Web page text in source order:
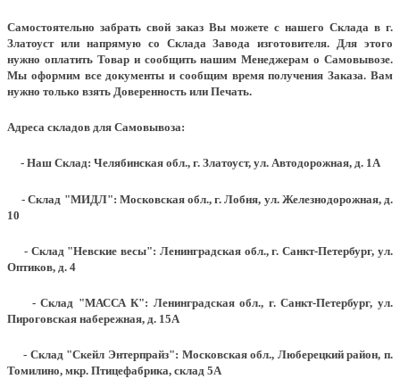
Самостоятельно забрать свой заказ Вы можете с нашего Склада в г.
Златоуст или напрямую со Склада Завода изготовителя. Для этого
нужно оплатить Товар и сообщить нашим Менеджерам о Самовывозе.
Мы оформим все документы и сообщим время получения Заказа. Вам
нужно только взять Доверенность или Печать.
Адреса складов для Самовывоза:
- Наш Склад: Челябинская обл., г. Златоуст, ул. Автодорожная, д. 1А
- Склад "МИДЛ": Московская обл., г. Лобня, ул. Железнодорожная, д.
10
- Склад "Невские весы": Ленинградская обл., г. Санкт-Петербург, ул.
Оптиков, д. 4
- Склад "МАССА К": Ленинградская обл., г. Санкт-Петербург, ул.
Пироговская набережная, д. 15А
- Склад "Скейл Энтерпрайз": Московская обл., Люберецкий район, п.
Томилино, мкр. Птицефабрика, склад 5А